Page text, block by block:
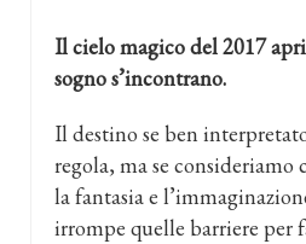
Il cielo magico del 2017
sogno s’incontrano.
Il destino se ben
regola, ma se consideriamo
la fantasia e
irrompe quelle barriere per